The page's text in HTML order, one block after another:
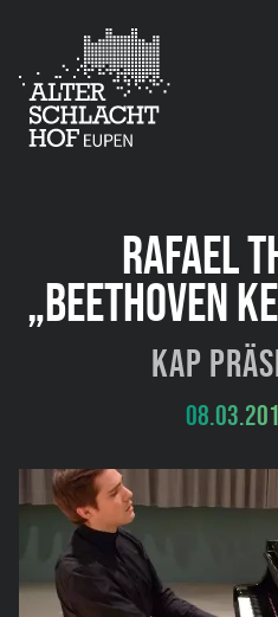
RAFAEL
„BEETHOVEN
KAP